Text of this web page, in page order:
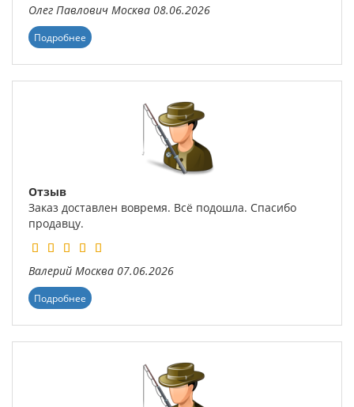
Олег Павлович Москва 08.06.2026
Подробнее
Отзыв
Заказ доставлен вовремя. Всё подошла. Спасибо
продавцу.
Валерий Москва 07.06.2026
Подробнее